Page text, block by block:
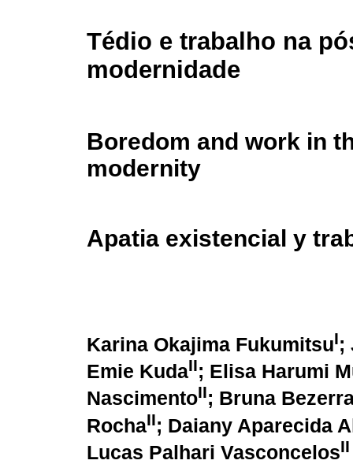
Tédio e trabalho na
modernidade
Boredom and work in
modernity
Apatia existencial y
Karina Okajima FukumitsuI;
Emie KudaII; Elisa Harumi
NascimentoII; Bruna
RochaII; Daiany Aparecida
Lucas Palhari VasconcelosII